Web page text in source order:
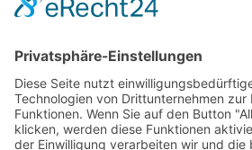
Arbeitsplatzsysteme
Personenerdungssysteme
Arbeitskleidung
Tischbeläge